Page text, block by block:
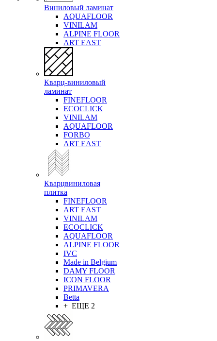
Виниловый ламинат
AQUAFLOOR
VINILAM
ALPINE FLOOR
ART EAST
Кварц-виниловый
ламинат
FINEFLOOR
ECOCLICK
VINILAM
AQUAFLOOR
FORBO
ART EAST
Кварцвиниловая
плитка
FINEFLOOR
ART EAST
VINILAM
ECOCLICK
AQUAFLOOR
ALPINE FLOOR
IVC
Made in Belgium
DAMY FLOOR
ICON FLOOR
PRIMAVERA
Betta
+ ЕЩЕ 2